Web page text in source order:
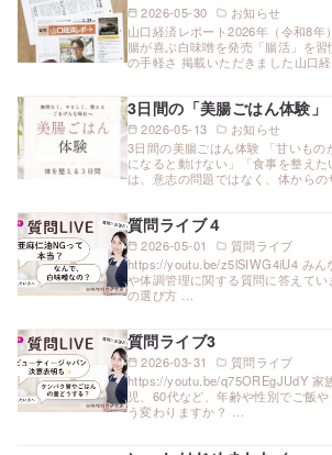
2026-05-30 お知らせ
山口経済レポート2026年（令和8年
腸が喜ぶ白味噌を発売「腸活」を
の手軽さ 掲載いただきました山口
2026-05-13 お知らせ
3日間の「美腸ごはん体験」
3日間の美腸ごはん体験 「甘いもの
になると動けない」「食事を整え
は、意志の問題ではなく、体からの
2026-05-01 質問ライブ
質問ライブ４
https://youtu.be/z5lSIWG4iU4 みん
や体調管理に関する質問に答えて
の選び方 …
2026-03-31 質問ライブ
質問ライブ3
https://youtu.be/q75OREgJUdY 家
児、60代など、年齢や性別でご飯
う変わりますか？ …